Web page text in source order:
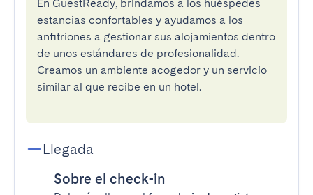
En GuestReady, brindamos a los huéspedes
estancias confortables y ayudamos a los
anfitriones a gestionar sus alojamientos dentro
de unos estándares de profesionalidad.
Creamos un ambiente acogedor y un servicio
similar al que recibe en un hotel.
Llegada
Sobre el check-in